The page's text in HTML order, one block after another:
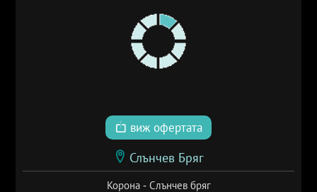
виж офертата
Слънчев Бряг
Корона - Слънчев бряг